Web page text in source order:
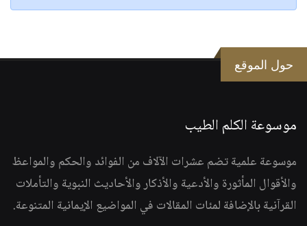
حول الموقع
موسوعة الكلم الطيب
موسوعة علمية تضم عشرات الآلاف من الفوائد والحكم والمواعظ
والأقوال المأثورة والأدعية والأذكار والأحاديث النبوية والتأملات
القرآنية بالإضافة لمئات المقالات في المواضيع الإيمانية المتنوعة.